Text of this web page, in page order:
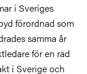
i Sveriges
förordnad som
samma år
för en rad
i Sverige och